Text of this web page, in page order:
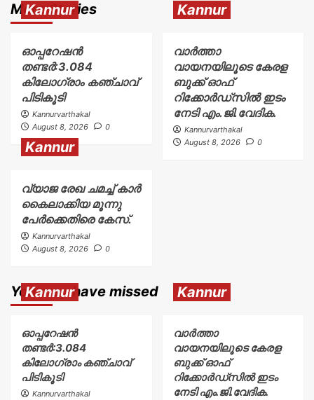
More Stories
Kannur
ഓപ്പറേഷൻ
തണ്ടർ:3.084
കിലോഗ്രാം കഞ്ചാവ്
പിടികൂടി
Kannurvarthakal
August 8, 2026
0
Kannur
വാർത്താ
വായനയിലൂടെ കേരള
ബുക്ക് ഓഫ്
റിക്കോർഡ്സിൽ ഇടം
നേടി എം.ജി.വേദിക.
Kannurvarthakal
August 8, 2026
0
Kannur
വ്യാജ രേഖ ചമച്ച് കാർ
കൈലാക്കിയ മൂന്നു
പേർക്കെതിരെ കേസ്.
Kannurvarthakal
August 8, 2026
0
You may have missed
Kannur
ഓപ്പറേഷൻ
തണ്ടർ:3.084
കിലോഗ്രാം കഞ്ചാവ്
പിടികൂടി
Kannurvarthakal
Kannur
വാർത്താ
വായനയിലൂടെ കേരള
ബുക്ക് ഓഫ്
റിക്കോർഡ്സിൽ ഇടം
നേടി എം.ജി.വേദിക.